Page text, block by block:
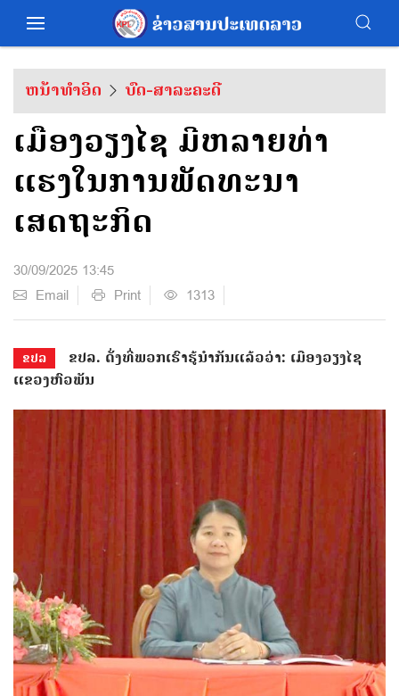
ຫນ້າທຳອິດ ບົດ-ສາລະຄະດີ
ເມືອງວຽງໄຊ ມີຫລາຍທ່າ
ແຮງໃນການພັດທະນາ
ເສດຖະກິດ
30/09/2025 13:45
Email
Print 1313
ຂປລ
ຂປລ. ດັ່ງທີ່ພວກເຮົາຮູ້ນຳກັນແລ້ວວ່າ: ເມືອງວຽງໄຊ
ແຂວງຫົວພັນ